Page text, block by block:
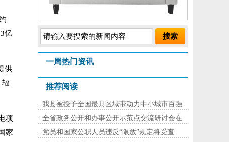
亿
供
辐
项
家
一周热门资讯
推荐阅读
· 我县被授予全国最具区域带动力中小城市百强
· 全省政务公开和办事公开示范点交流研讨会在
· 党员和国家公职人员违反“限放”规定将受查